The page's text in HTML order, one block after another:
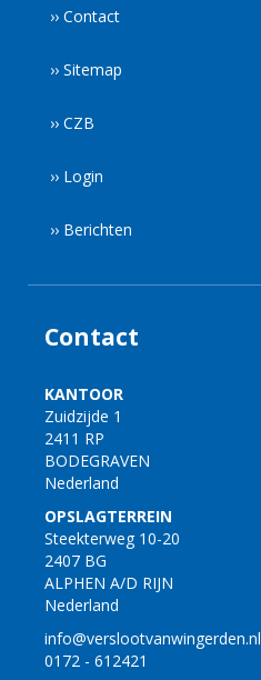
›› Contact
›› Sitemap
›› CZB
›› Login
›› Berichten
Contact
KANTOOR
Zuidzijde 1
2411 RP
BODEGRAVEN
Nederland
OPSLAGTERREIN
Steekterweg 10-20
2407 BG
ALPHEN A/D RIJN
Nederland
info@verslootvanwingerden.nl
0172 - 612421